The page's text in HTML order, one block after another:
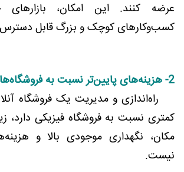
عرضه کنند. این امکان، بازارهای
کسب‌وکارهای کوچک و بزرگ قابل
2- هزینه‌های پایین‌تر نسبت به فروشگاه‌های فیزیکی
راه‌اندازی و مدیریت یک فروشگاه
کمتری نسبت به فروشگاه فیزیکی دارد،
مکان، نگهداری موجودی بالا و
نیست.